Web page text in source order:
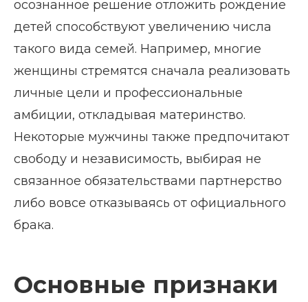
осознанное решение отложить рождение
детей способствуют увеличению числа
такого вида семей. Например, многие
женщины стремятся сначала реализовать
личные цели и профессиональные
амбиции, откладывая материнство.
Некоторые мужчины также предпочитают
свободу и независимость, выбирая не
связанное обязательствами партнерство
либо вовсе отказываясь от официального
брака.
Основные признаки